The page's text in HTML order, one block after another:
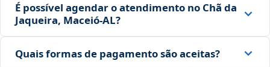
É possível agendar o atendimento no Chã da
Jaqueira, Maceió‑AL?
Quais formas de pagamento são aceitas?